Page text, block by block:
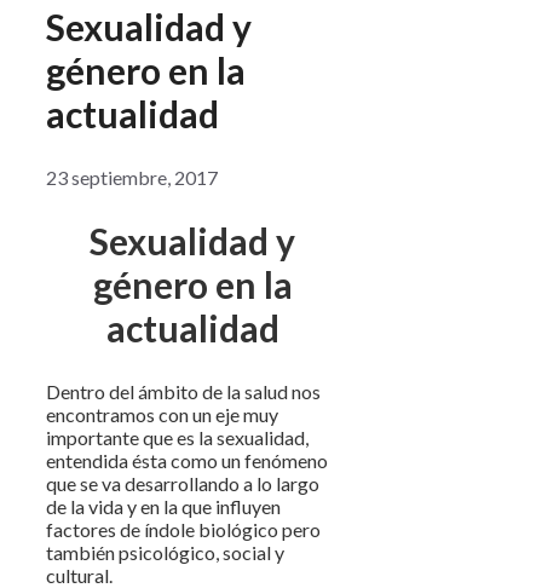
Sexualidad y
género en la
actualidad
23 septiembre, 2017
Sexualidad y
género en la
actualidad
Dentro del ámbito de la salud nos
encontramos con un eje muy
importante que es la sexualidad,
entendida ésta como un fenómeno
que se va desarrollando a lo largo
de la vida y en la que influyen
factores de índole biológico pero
también psicológico, social y
cultural.